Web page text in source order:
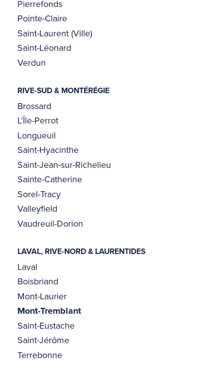
Pierrefonds
Pointe-Claire
Saint-Laurent (Ville)
Saint-Léonard
Verdun
RIVE-SUD & MONTÉRÉGIE
Brossard
L’Île-Perrot
Longueuil
Saint-Hyacinthe
Saint-Jean-sur-Richelieu
Sainte-Catherine
Sorel-Tracy
Valleyfield
Vaudreuil-Dorion
LAVAL, RIVE-NORD & LAURENTIDES
Laval
Boisbriand
Mont-Laurier
Mont-Tremblant
Saint-Eustache
Saint-Jérôme
Terrebonne